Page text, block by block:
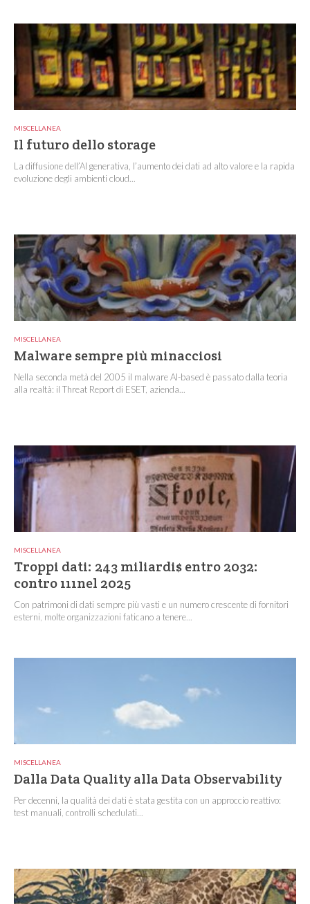
MISCELLANEA
Il futuro dello storage
La diffusione dell’AI generativa, l’aumento dei dati ad alto valore e la rapida
evoluzione degli ambienti cloud...
MISCELLANEA
Malware sempre più minacciosi
Nella seconda metà del 2005 il malware AI-based è passato dalla teoria
alla realtà: il Threat Report di ESET, azienda...
MISCELLANEA
Troppi dati: 243 miliardi$ entro 2032:
contro 111nel 2025
Con patrimoni di dati sempre più vasti e un numero crescente di fornitori
esterni, molte organizzazioni faticano a tenere...
MISCELLANEA
Dalla Data Quality alla Data Observability
Per decenni, la qualità dei dati è stata gestita con un approccio reattivo:
test manuali, controlli schedulati...